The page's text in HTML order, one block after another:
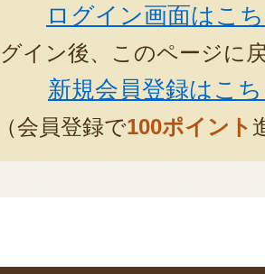
ログイン画面はこ
グイン後、このページに
新規会員登録はこ
（会員登録で100ポイント